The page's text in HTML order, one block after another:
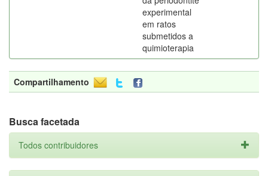
experimental
em ratos
submetidos a
quimioterapia
Compartilhamento
Busca facetada
Todos contribuidores